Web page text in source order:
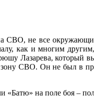
СВО, не все
как и многим
Лазарева, который
СВО. Он не был в
на поле боя –